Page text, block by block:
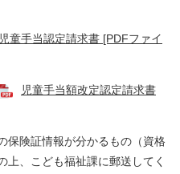
児童手当認定請求書 [PDFファイ
児童手当額改定認定請求書
険証情報が分かるもの（資格
上、こども福祉課に郵送してく